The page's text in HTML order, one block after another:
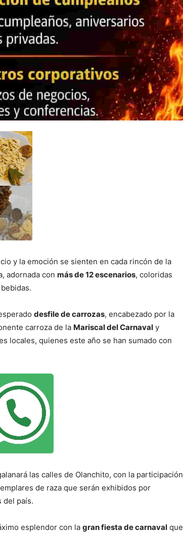
y la emoción se sienten en cada rincón de la
adornada con más de 12 escenarios, coloridas
desfile de carrozas, encabezado por la
carroza de la Mariscal del Carnaval y
locales, quienes este año se han sumado con
las calles de Olanchito, con la participación
de raza que serán exhibidos por
del país.
esplendor con la gran fiesta de carnaval que